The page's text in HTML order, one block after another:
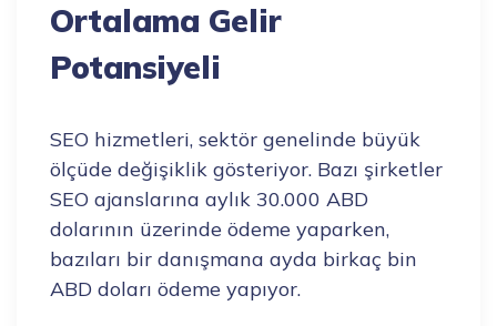
Ortalama Gelir
Potansiyeli
SEO hizmetleri, sektör genelinde büyük
ölçüde değişiklik gösteriyor. Bazı şirketler
SEO ajanslarına aylık 30.000 ABD
dolarının üzerinde ödeme yaparken,
bazıları bir danışmana ayda birkaç bin
ABD doları ödeme yapıyor.